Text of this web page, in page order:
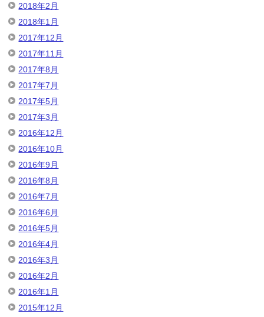
2018年2月
2018年1月
2017年12月
2017年11月
2017年8月
2017年7月
2017年5月
2017年3月
2016年12月
2016年10月
2016年9月
2016年8月
2016年7月
2016年6月
2016年5月
2016年4月
2016年3月
2016年2月
2016年1月
2015年12月